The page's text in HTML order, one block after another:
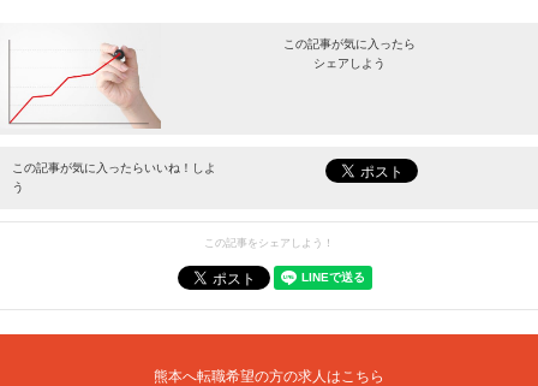
この記事が気に入ったら
シェアしよう
最新情報をお届けします。
この記事が気に入ったらいいね！しよ
う
この記事をシェアしよう！
熊本へ転職希望の方の求人はこちら